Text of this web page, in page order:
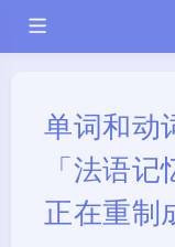
单词和动
「法语
正在重制